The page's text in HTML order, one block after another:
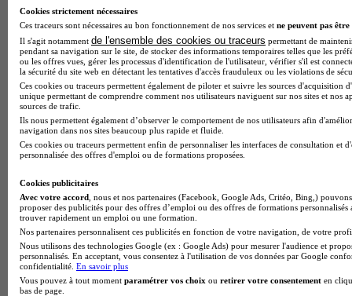
BTS Esf en alternance
BTS Dietetique en alternance
BTS Mco en alternance
BTS Pi en alternance
BTS Sp3s en alternance
Master CCA en alternance
BTS Ndrc en alternance
BTS Sam en alternance
Cap Fleuriste en alternance
BTS Sio en alternance
MSc Marketing Digital en alternance
BTS Gpme en alternance
Cap Electricien en alternance
BTS Gpn en alternance
BTS Domotique en alternance
BAC Pro Agora en alternance
BTS Sta en alternance
BTS Iris en alternance
BTS Tpl en alternance
BTS Ati en alternance
Cookies strictement nécessaires
Ces traceurs sont nécessaires au bon fonctionnement de nos services et ne peuvent pas être
Il s'agit notamment de l'ensemble des cookies ou traceurs permettant de
pendant sa navigation sur le site, de stocker des informations temporaires telles que les
ou les offres vues, gérer les processus d'identification de l'utilisateur, vérifier s'il est
la sécurité du site web en détectant les tentatives d'accès frauduleux ou les violations de
Ces cookies ou traceurs permettent également de piloter et suivre les sources d'acquisition
unique permettant de comprendre comment nos utilisateurs naviguent sur nos sites et nos
sources de trafic.
Ils nous permettent également d’observer le comportement de nos utilisateurs afin
navigation dans nos sites beaucoup plus rapide et fluide.
Ces cookies ou traceurs permettent enfin de personnaliser les interfaces de consultation et
personnalisée des offres d'emploi ou de formations proposées.
Cookies publicitaires
Avec votre accord , nous et nos partenaires (Facebook, Google Ads, Critéo, Bing,)
proposer des publicités pour des offres d’emploi ou des offres de formations
trouver rapidement un emploi ou une formation.
Nos partenaires personnalisent ces publicités en fonction de votre navigation, de votre
Nous utilisons des technologies Google (ex : Google Ads) pour mesurer l'audience et
personnalisés. En acceptant, vous consentez à l'utilisation de vos données par Google
confidentialité. En savoir plus
Vous pouvez à tout moment paramétrer vos choix ou retirer votre consentement en
bas de page.